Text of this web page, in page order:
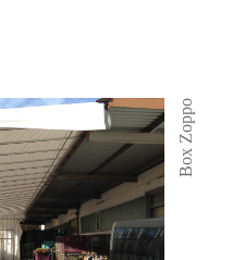
Box Zoppo